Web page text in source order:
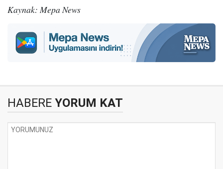
Kaynak: Mepa News
HABERE YORUM KAT